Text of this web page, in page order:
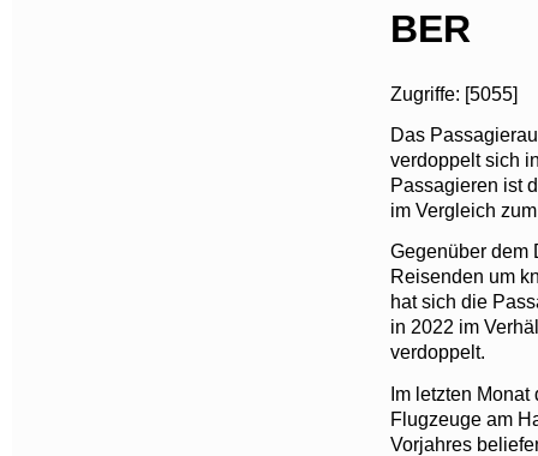
BER
Zugriffe: [5055]
Das
verdoppelt sich
Passagieren ist
im Vergleich
Gegenüber dem
Reisenden um
hat sich die
in 2022 im
verdoppelt.
Im letzten
Flugzeuge am
Vorjahres